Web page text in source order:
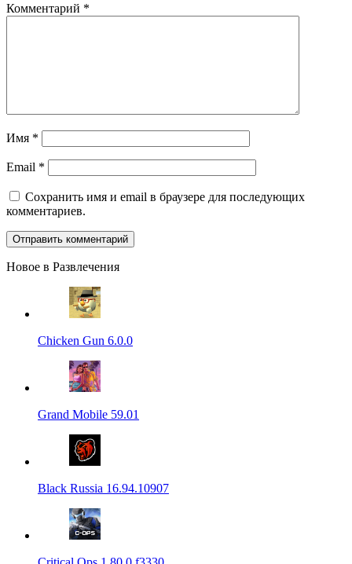
Комментарий *
Имя *
Email *
Сохранить имя и email в браузере для последующих
комментариев.
Новое в Развлечения
Chicken Gun 6.0.0
Grand Mobile 59.01
Black Russia 16.94.10907